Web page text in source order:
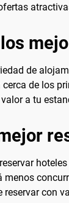
de
de los
a tu
menos
reservar con